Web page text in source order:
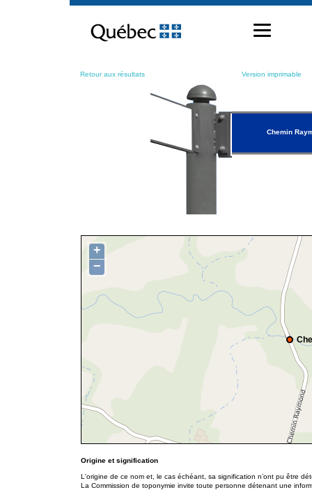
contenu
Retour aux résultats Version imprimable
Chemin
+
−
Origine et signification
L'origine de ce nom et, le cas échéant, sa signification n’ont pu être
La Commission de toponymie invite toute personne détenant une